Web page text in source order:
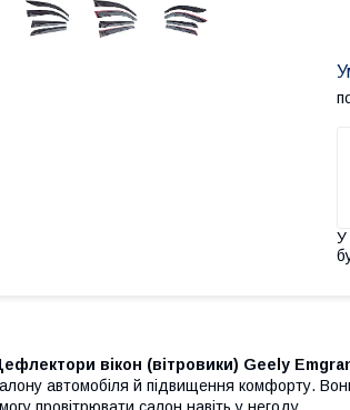
У
вікон (вітровики) Geely
автомобіля й підвищення комфорту.
провітрювати салон навіть у негоду.